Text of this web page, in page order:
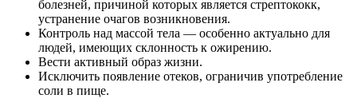
болезней, причиной которых является стрептококк,
устранение очагов возникновения.
Контроль над массой тела — особенно актуально для
людей, имеющих склонность к ожирению.
Вести активный образ жизни.
Исключить появление отеков, ограничив употребление
соли в пище.